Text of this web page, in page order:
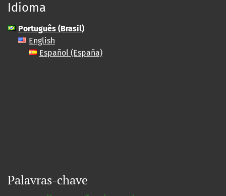
Idioma
Português (Brasil)
English
Español (España)
Palavras-chave